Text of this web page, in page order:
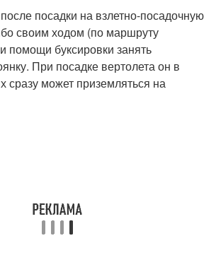
посадки на взлетно-посадочную
своим ходом (по маршруту
помощи буксировки занять
При посадке вертолета он в
сразу может приземляться на